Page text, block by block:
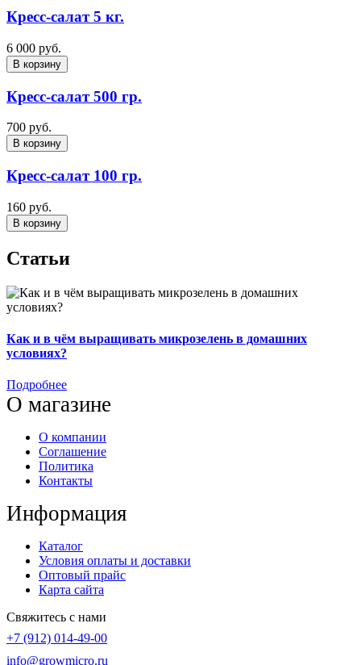
Кресс-салат 5 кг.
6 000 руб.
В корзину
Кресс-салат 500 гр.
700 руб.
В корзину
Кресс-салат 100 гр.
160 руб.
В корзину
Статьи
Как и в чём выращивать микрозелень в домашних
условиях?
Подробнее
О магазине
О компании
Соглашение
Политика
Контакты
Информация
Каталог
Условия оплаты и доставки
Оптовый прайс
Карта сайта
Свяжитесь с нами
+7 (912) 014-49-00
info@growmicro.ru